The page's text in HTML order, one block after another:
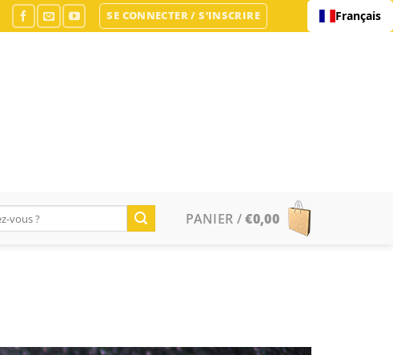
SE CONNECTER / S’INSCRIRE Français
PANIER /€0,00